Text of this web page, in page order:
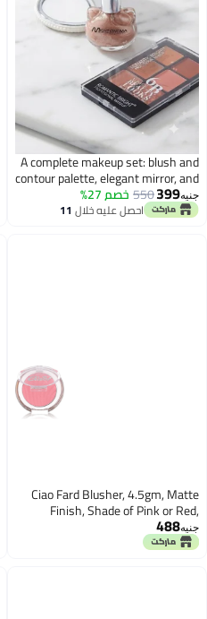
A complete makeup set: blush and
contour palette, elegant mirror, and
highlighter and glitter spray for a
dazzling look.
جنيه399
550 خصم 27%
احصل عليه خلال 11
Ciao Fard Blusher, 4.5gm, Matte
Finish, Shade of Pink or Red,
Palette
جنيه488